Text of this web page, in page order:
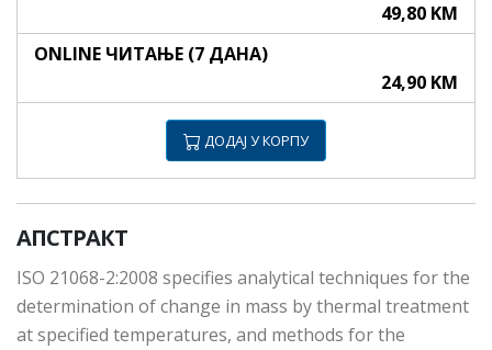
49,80 KM
ONLINE ЧИТАЊЕ (7 ДАНА)
24,90 KM
ДОДАЈ У КОРПУ
АПСТРАКТ
ISO 21068-2:2008 specifies analytical techniques for the
determination of change in mass by thermal treatment
at specified temperatures, and methods for the